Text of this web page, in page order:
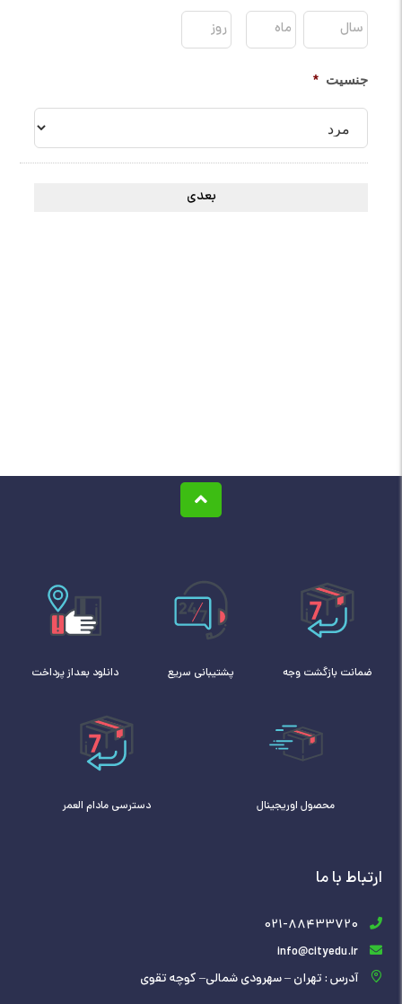
جنسیت *
ضمانت بازگشت وجه پشتیبانی سریع دانلود بعداز پرداخت
محصول اوریجینال دسترسی مادام العمر
ارتباط با ما
021-88433720
info@cityedu.ir
آدرس : تهران – سهرودی شمالی– کوچه تقوی